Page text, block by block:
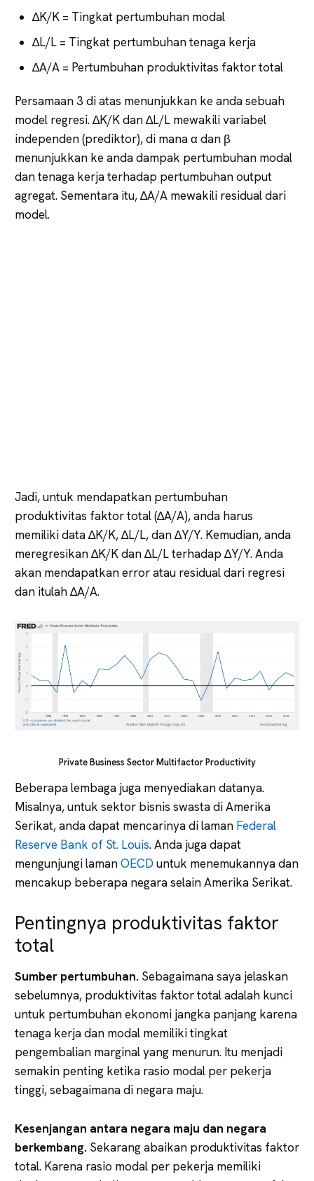
∆K/K = Tingkat pertumbuhan modal
∆L/L = Tingkat pertumbuhan tenaga kerja
∆A/A = Pertumbuhan produktivitas faktor total
Persamaan 3 di atas menunjukkan ke anda sebuah
model regresi. ∆K/K dan ∆L/L mewakili variabel
independen (prediktor), di mana α dan β
menunjukkan ke anda dampak pertumbuhan modal
dan tenaga kerja terhadap pertumbuhan output
agregat. Sementara itu, ∆A/A mewakili residual dari
model.
Jadi, untuk mendapatkan pertumbuhan
produktivitas faktor total (∆A/A), anda harus
memiliki data ∆K/K, ∆L/L, dan ∆Y/Y. Kemudian, anda
meregresikan ∆K/K dan ∆L/L terhadap ∆Y/Y. Anda
akan mendapatkan error atau residual dari regresi
dan itulah ∆A/A.
Private Business Sector Multifactor Productivity
Beberapa lembaga juga menyediakan datanya.
Misalnya, untuk sektor bisnis swasta di Amerika
Serikat, anda dapat mencarinya di laman Federal
Reserve Bank of St. Louis. Anda juga dapat
mengunjungi lamanOECDuntuk menemukannya dan
mencakup beberapa negara selain Amerika Serikat.
Pentingnya produktivitas faktor
total
Sumber pertumbuhan. Sebagaimana saya jelaskan
sebelumnya, produktivitas faktor total adalah kunci
untuk pertumbuhan ekonomi jangka panjang karena
tenaga kerja dan modal memiliki tingkat
pengembalian marginal yang menurun. Itu menjadi
semakin penting ketika rasio modal per pekerja
tinggi, sebagaimana di negara maju.
Kesenjangan antara negara maju dan negara
berkembang. Sekarang abaikan produktivitas faktor
total. Karena rasio modal per pekerja memiliki